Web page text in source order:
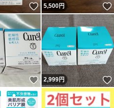
いいね！
5,500円
いいね！
2,999円